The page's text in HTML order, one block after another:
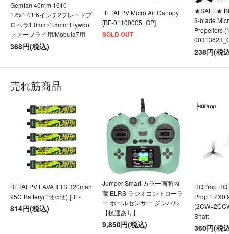
Gemfan 40mm 1610
1.6x1.01.6インチ2ブレードプ
ロペラ1.0mm/1.5mm Flywoo
ファーフライ用/Mobula7用
368円(税込)
BETAFPV Micro Air Canopy
[BF-01100005_OP]
SOLD OUT
★SALE★
3-blade
Propellers
238円(税
売れ筋商品
BETAFPV LAVA II 1S 320mah
95C Battery(1個/5個) [BF-
814円(税込)
Jumper Smart カラー画面内
蔵 ELRS ラジオコントローラ
ー ホールセンサー ジンバル
【技適あり】
9,850円(税込)
HQProp
Prop
Shaft
360円(税